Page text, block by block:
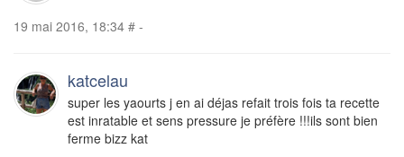
19 mai 2016, 18:34 # -
katcelau
super les yaourts j en ai déjas refait trois fois ta recette
est inratable et sens pressure je préfère !!!ils sont bien
ferme bizz kat